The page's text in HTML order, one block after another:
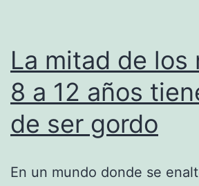
La mitad de los
8 a 12 años
de ser gordo
En un mundo donde se